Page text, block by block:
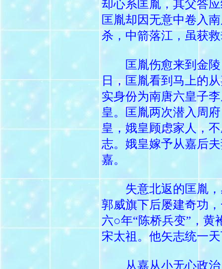
却心系匡胤，其父答
匡胤却因无意中卷入
杀，中箭落江，虽获
匡胤伤愈来到金陵
日，匡胤看到马上的
实身份为南唐六皇子
皇。匡胤两次潜入周
皇，娥皇顾虑家人，
志。娥皇嫁予从嘉后
嘉。
失意北返的匡胤，
郭威旗下后屡建奇功
六○年“陈桥兵变”，黄
宋太祖。他矢志统一
从嘉从小无心政治